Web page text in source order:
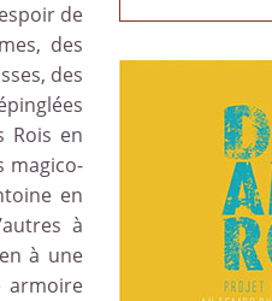
de
des
des
Rois en
magico-
en
à
à une
armoire